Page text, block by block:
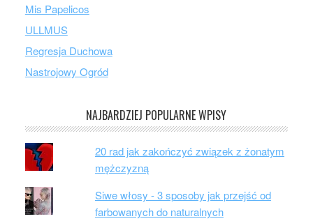
Mis Papelicos
ULLMUS
Regresja Duchowa
Nastrojowy Ogród
NAJBARDZIEJ POPULARNE WPISY
20 rad jak zakończyć związek z żonatym
mężczyzną
Siwe włosy - 3 sposoby jak przejść od
farbowanych do naturalnych